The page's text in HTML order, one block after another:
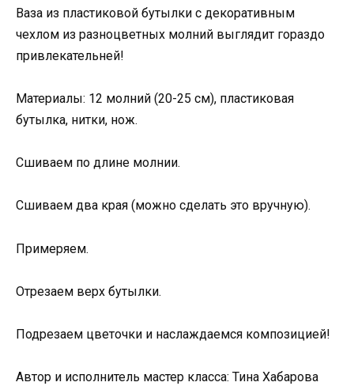
Ваза из пластиковой бутылки с декоративным
чехлом из разноцветных молний выглядит гораздо
привлекательней!
Материалы: 12 молний (20-25 см), пластиковая
бутылка, нитки, нож.
Сшиваем по длине молнии.
Сшиваем два края (можно сделать это вручную).
Примеряем.
Отрезаем верх бутылки.
Подрезаем цветочки и наслаждаемся композицией!
Автор и исполнитель мастер класса: Тина Хабарова